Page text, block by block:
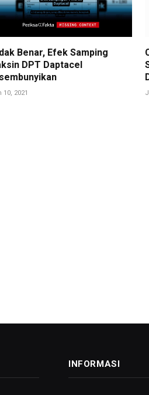
Benar, Efek Samping
DPT Daptacel
10, 2021
INFORMASI